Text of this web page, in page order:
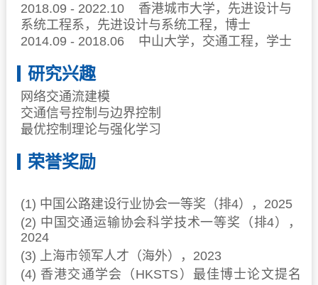
2018.09 - 2022.10 香港城市大学，先进设计与
系统工程系，先进设计与系统工程，博士
2014.09 - 2018.06 中山大学，交通工程，学士
研究兴趣
网络交通流建模
交通信号控制与边界控制
最优控制理论与强化学习
荣誉奖励
(1) 中国公路建设行业协会一等奖（排4），2025
(2) 中国交通运输协会科学技术一等奖（排4），
2024
(3) 上海市领军人才（海外），2023
(4) 香港交通学会（HKSTS）最佳博士论文提名